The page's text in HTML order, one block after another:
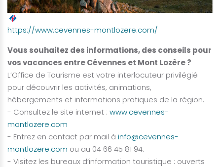
https://www.cevennes-montlozere.com/
Vous souhaitez des informations, des conseils pour
vos vacances entre Cévennes et Mont Lozère ?
L’Office de Tourisme est votre interlocuteur privilégié
pour découvrir les activités, animations,
hébergements et informations pratiques de la région.
- Consultez le site internet : www.cevennes-
montlozere.com
- Entrez en contact par mail à info@cevennes-
montlozere.com ou au 04 66 45 81 94.
- Visitez les bureaux d’information touristique : ouverts